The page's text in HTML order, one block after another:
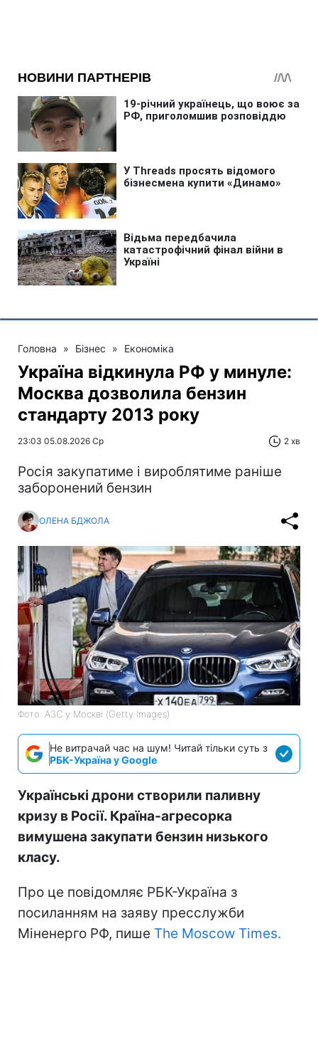
Головна » Бізнес » Економіка
Україна відкинула РФ у минуле:
Москва дозволила бензин
стандарту 2013 року
23:03 05.08.2026 Ср 2 хв
Росія закупатиме і вироблятиме раніше
заборонений бензин
ОЛЕНА БДЖОЛА
Фото: АЗС у Москві (Getty Images)
Не витрачай час на шум! Читай тільки суть з
РБК-Україна у Google
Українські дрони створили паливну
кризу в Росії. Країна-агресорка
вимушена закупати бензин низького
класу.
Про це повідомляє РБК-Україна з
посиланням на заяву пресслужби
Міненерго РФ, пише The Moscow Times.